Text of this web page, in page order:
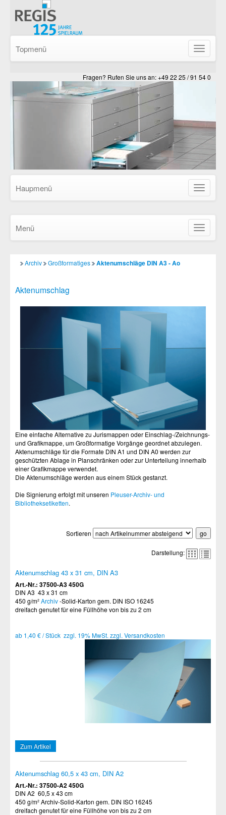
ein-/
Topmenü
Fragen? Rufen Sie uns an: +49 22 25 / 91 54 0
ein-/
Haupmenü
ein-/
Menü
Archiv Großformatiges Aktenumschläge DIN A3 - Ao
Aktenumschlag
Eine einfache Alternative zu Jurismappen oder Einschlag-/Zeichnungs-
und Grafikmappe, um Großformatige Vorgänge geordnet abzulegen.
Aktenumschläge für die Formate DIN A1 und DIN A0 werden zur
geschützten Ablage in Planschränken oder zur Unterteilung innerhalb
einer Grafikmappe verwendet.
Die Aktenumschläge werden aus einem Stück gestanzt.
Die Signierung erfolgt mit unseren Pleuser-Archiv- und
Bibliotheksetiketten.
Sortieren
Darstellung:
Aktenumschlag 43 x 31 cm, DIN A3
Art.-Nr.: 37500-A3 450G
DIN A3 43 x 31 cm
450 g/m²Archiv-Solid-Karton gem. DIN ISO 16245
dreifach genutet für eine Füllhöhe von bis zu 2 cm
ab 1,40 € / Stück zzgl. 19% MwSt. zzgl. Versandkosten
Zum Artikel
Aktenumschlag 60,5 x 43 cm, DIN A2
Art.-Nr.: 37500-A2 450G
DIN A2 60,5 x 43 cm
450 g/m² Archiv-Solid-Karton gem. DIN ISO 16245
dreifach genutet für eine Füllhöhe von bis zu 2 cm